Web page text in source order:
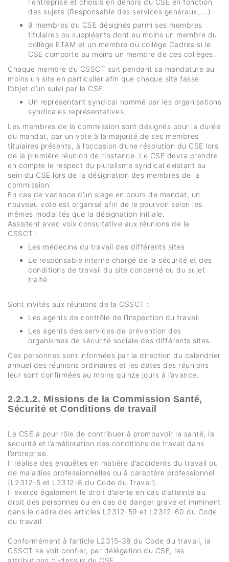
l'entreprise et choisis en dehors du CSE en fonction
des sujets (Responsable des services généraux, …)
9 membres du CSE désignés parmi ses membres
titulaires ou suppléants dont au moins un membre du
collège ETAM et un membre du collège Cadres si le
CSE comporte au moins un membre de ces collèges.
Chaque membre du CSSCT suit pendant sa mandature au
moins un site en particulier afin que chaque site fasse
l’objet d’un suivi par le CSE.
Un représentant syndical nommé par les organisations
syndicales représentatives.
Les membres de la commission sont désignés pour la durée
du mandat, par un vote à la majorité de ses membres
titulaires présents, à l’occasion d’une résolution du CSE lors
de la première réunion de l’instance. Le CSE devra prendre
en compte le respect du pluralisme syndical existant au
sein du CSE lors de la désignation des membres de la
commission.
En cas de vacance d’un siège en cours de mandat, un
nouveau vote est organisé afin de le pourvoir selon les
mêmes modalités que la désignation initiale.
Assistent avec voix consultative aux réunions de la
CSSCT :
Les médecins du travail des différents sites
Le responsable interne chargé de la sécurité et des
conditions de travail du site concerné ou du sujet
traité
Sont invités aux réunions de la CSSCT :
Les agents de contrôle de l’inspection du travail
Les agents des services de prévention des
organismes de sécurité sociale des différents sites.
Ces personnes sont informées par la direction du calendrier
annuel des réunions ordinaires et les dates des réunions
leur sont confirmées au moins quinze jours à l’avance.
2.2.1.2. Missions de la Commission Santé,
Sécurité et Conditions de travail
Le CSE a pour rôle de contribuer à promouvoir la santé, la
sécurité et l’amélioration des conditions de travail dans
l’entreprise.
Il réalise des enquêtes en matière d’accidents du travail ou
de maladies professionnelles ou à caractère professionnel
(L2312-5 et L2312-8 du Code du Travail).
Il exerce également le droit d’alerte en cas d’atteinte au
droit des personnes ou en cas de danger grave et imminent
dans le cadre des articles L2312-59 et L2312-60 du Code
du travail.
Conformément à l’article L2315-38 du Code du travail, la
CSSCT se voit confier, par délégation du CSE, les
attributions ci-dessus du CSE.